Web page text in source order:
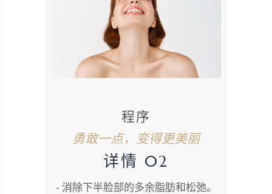
程序
勇敢一点，变得更美丽
详情 02
- 消除下半脸部的多余脂肪和松弛。